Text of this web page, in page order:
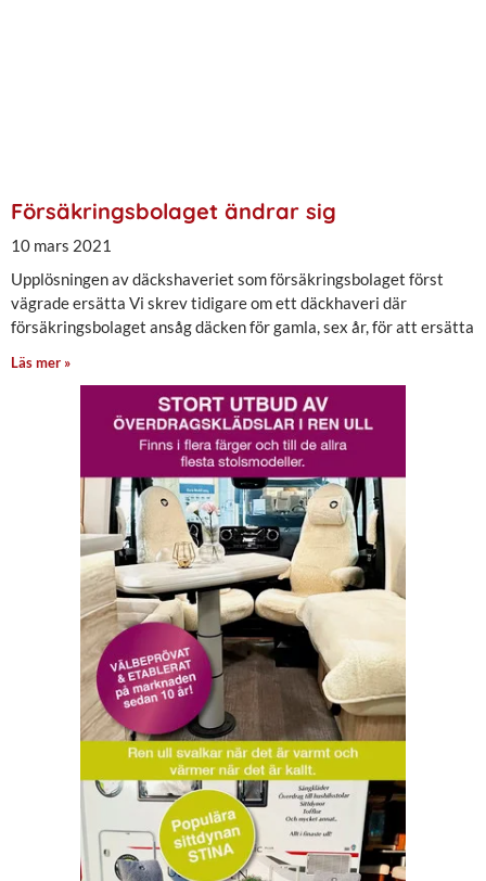
Försäkringsbolaget ändrar sig
10 mars 2021
Upplösningen av däckshaveriet som försäkringsbolaget först
vägrade ersätta Vi skrev tidigare om ett däckhaveri där
försäkringsbolaget ansåg däcken för gamla, sex år, för att ersätta
Läs mer »